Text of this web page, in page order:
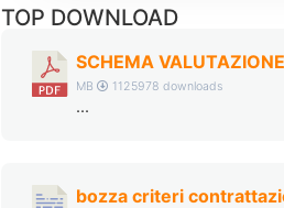
TOP DOWNLOAD
SCHEMA
MB
1125978 downloads
...
bozza criteri